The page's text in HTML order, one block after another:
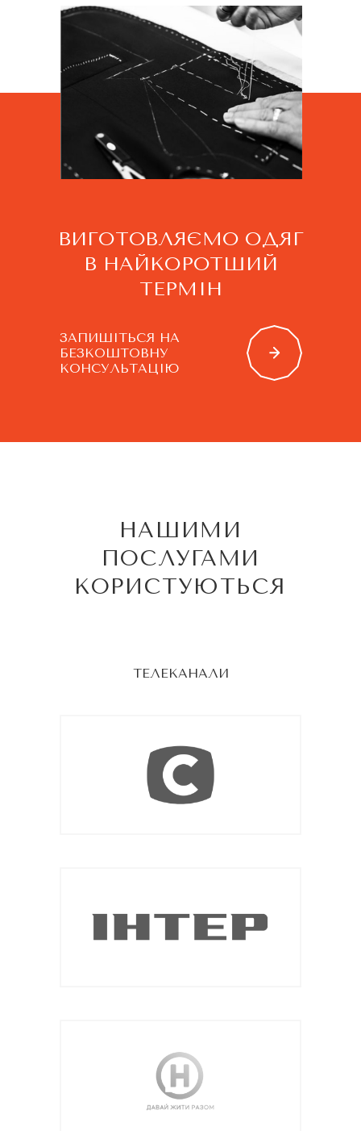
ВИГОТОВЛЯЄМО ОДЯГ
В НАЙКОРОТШИЙ
ТЕРМІН
ЗАПИШІТЬСЯ НА
БЕЗКОШТОВНУ
КОНСУЛЬТАЦІЮ
НАШИМИ
ПОСЛУГАМИ
КОРИСТУЮТЬСЯ
ТЕЛЕКАНАЛИ